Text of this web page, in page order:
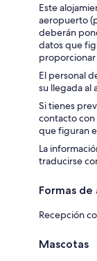
Este
aeropuerto
deberán
datos que
proporcionar
El personal
su llegada al
Si tienes
contacto con
que figuran
La
traducirse
Formas de
Recepción
Mascotas